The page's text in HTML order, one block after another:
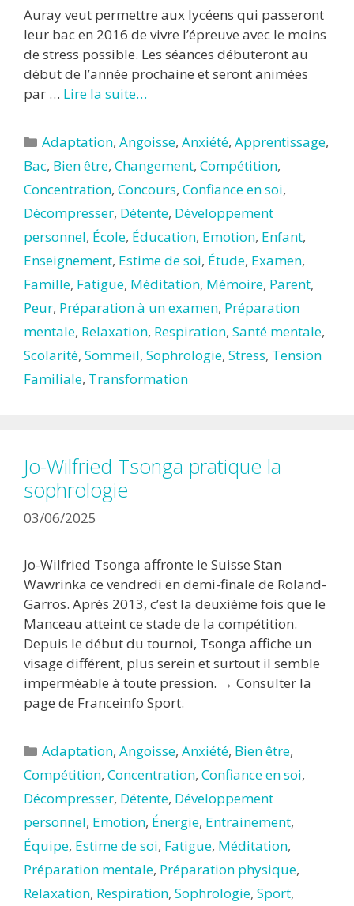
Auray veut permettre aux lycéens qui passeront
leur bac en 2016 de vivre l’épreuve avec le moins
de stress possible. Les séances débuteront au
début de l’année prochaine et seront animées
par … Lire la suite…
Catégories
Adaptation,Angoisse,Anxiété,Apprentissage,
Bac, Bien être, Changement, Compétition,
Concentration, Concours, Confiance en soi,
Décompresser, Détente, Développement
personnel, École, Éducation, Emotion, Enfant,
Enseignement, Estime de soi, Étude, Examen,
Famille, Fatigue, Méditation, Mémoire, Parent,
Peur, Préparation à un examen, Préparation
mentale, Relaxation, Respiration, Santé mentale,
Scolarité, Sommeil, Sophrologie, Stress, Tension
Familiale, Transformation
Jo-Wilfried Tsonga pratique la
sophrologie
03/06/2025
Jo-Wilfried Tsonga affronte le Suisse Stan
Wawrinka ce vendredi en demi-finale de Roland-
Garros. Après 2013, c’est la deuxième fois que le
Manceau atteint ce stade de la compétition.
Depuis le début du tournoi, Tsonga affiche un
visage différent, plus serein et surtout il semble
imperméable à toute pression. → Consulter la
page de Franceinfo Sport.
Catégories
Adaptation,Angoisse,Anxiété, Bien être,
Compétition, Concentration, Confiance en soi,
Décompresser, Détente, Développement
personnel, Emotion, Énergie, Entrainement,
Équipe, Estime de soi, Fatigue, Méditation,
Préparation mentale, Préparation physique,
Relaxation, Respiration, Sophrologie, Sport,